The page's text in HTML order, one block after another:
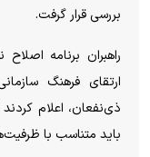
بررسی قرار گرفت.
راهبران برنامه
ارتقای فرهنگ
ذی‌نفعان، اعلام
باید متناسب با